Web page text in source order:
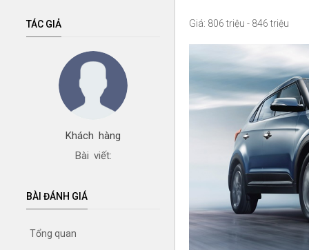
TÁC GIẢ
Khách hàng
Bài viết:
BÀI ĐÁNH GIÁ
Tổng quan
Giá: 806 triệu - 846 triệu